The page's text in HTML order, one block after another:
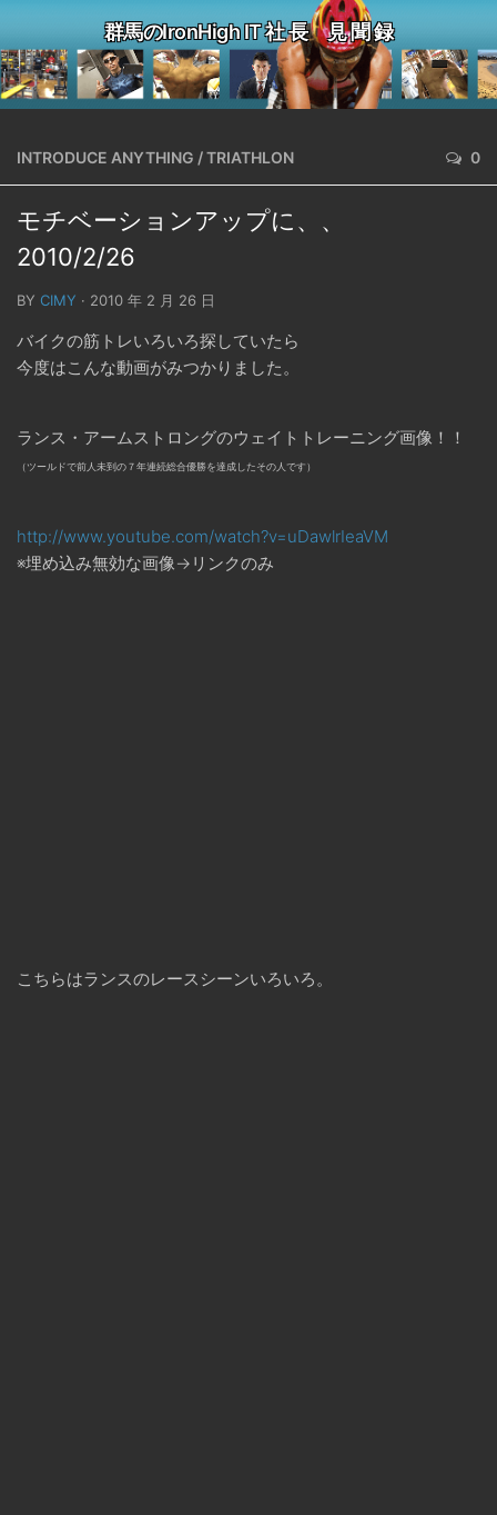
群馬のIronHigh IT 社 長 見 聞 録
INTRODUCE ANYTHING /TRIATHLON 0
モチベーションアップに、、
2010/2/26
BY CIMY · 2010 年 2 月 26 日
バイクの筋トレいろいろ探していたら
今度はこんな動画がみつかりました。
ランス・アームストロングのウェイトトレーニング画像！！
（ツールドで前人未到の７年連続総合優勝を達成したその人です）
http://www.youtube.com/watch?v=uDawlrIeaVM
※埋め込み無効な画像→リンクのみ
こちらはランスのレースシーンいろいろ。